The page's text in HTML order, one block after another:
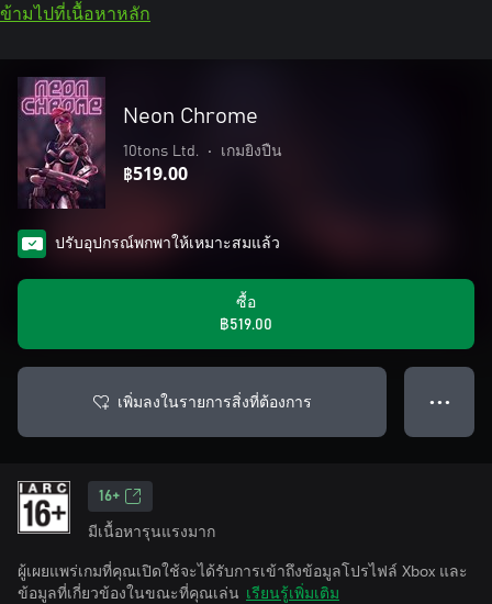
ข้ามไปที่เนื้อหาหลัก
Neon Chrome
10tons Ltd. • เกมยิงปืน
฿519.00
ปรับอุปกรณ์พกพาให้เหมาะสมแล้ว
ซื้อ
฿519.00
เพิ่มลงในรายการสิ่งที่ต้องการ ● ● ●
16+
มีเนื้อหารุนแรงมาก
ผู้เผยแพร่เกมที่คุณเปิดใช้จะได้รับการเข้าถึงข้อมูลโปรไฟล์ Xbox และ
ข้อมูลที่เกี่ยวข้องในขณะที่คุณเล่น เรียนรู้เพิ่มเติม